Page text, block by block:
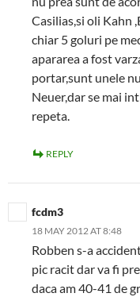
Casilias,si oli Kahn
chiar 5 goluri pe
apararea a fost
portar,sunt unele
Neuer,dar se mai
repeta.
REPLY
fcdm3
18 MAY 2012 AT 8:48
Robben s-a
pic racit dar va fi
daca am 40-41 de